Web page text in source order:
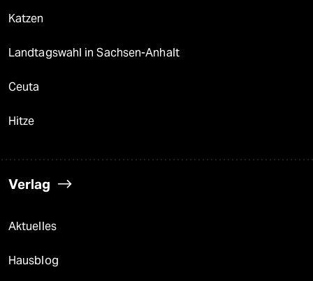
Katzen
Landtagswahl in Sachsen-Anhalt
Ceuta
Hitze
Verlag
Aktuelles
Hausblog